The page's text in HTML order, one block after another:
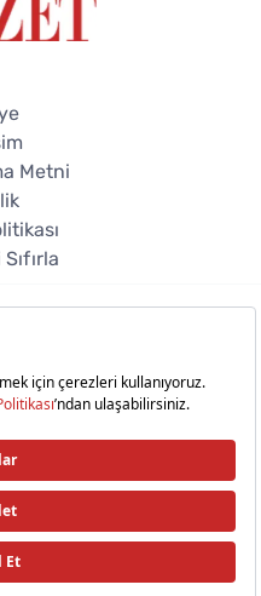
Metni
hakları saklıdır.